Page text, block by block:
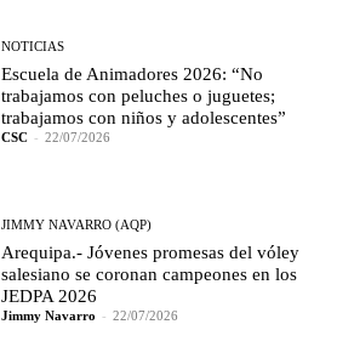
NOTICIAS
Escuela de Animadores 2026: “No
trabajamos con peluches o juguetes;
trabajamos con niños y adolescentes”
CSC - 22/07/2026
JIMMY NAVARRO (AQP)
Arequipa.- Jóvenes promesas del vóley
salesiano se coronan campeones en los
JEDPA 2026
Jimmy Navarro - 22/07/2026